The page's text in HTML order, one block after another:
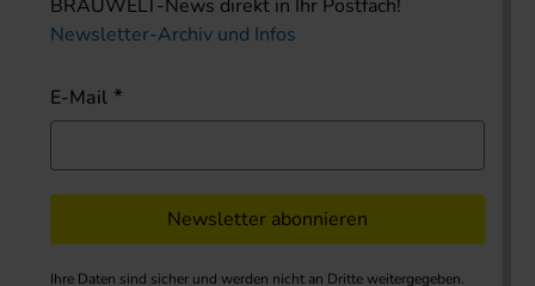
BRAUWELT-News direkt in Ihr Postfach!
Newsletter-Archiv und Infos
E-Mail
Newsletter abonnieren
Ihre Daten sind sicher und werden nicht an Dritte weitergegeben.